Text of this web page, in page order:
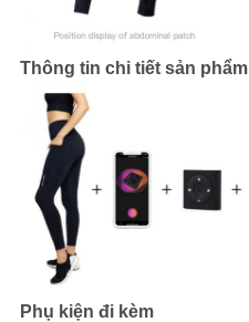
Thông tin chi tiết sản phẩm
Phụ kiện đi kèm